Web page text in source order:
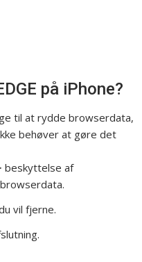
på iPhone?
til at rydde browserdata,
behøver at gøre det
beskyttelse af
vil fjerne.